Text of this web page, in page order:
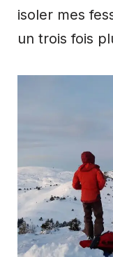
isoler mes
un trois fois